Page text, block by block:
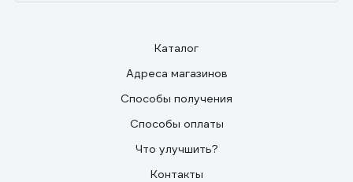
Каталог
Адреса магазинов
Способы получения
Способы оплаты
Что улучшить?
Контакты